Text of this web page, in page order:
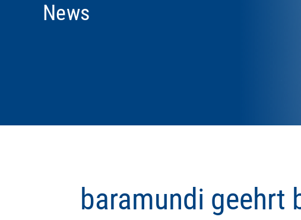
News
baramundi geehrt